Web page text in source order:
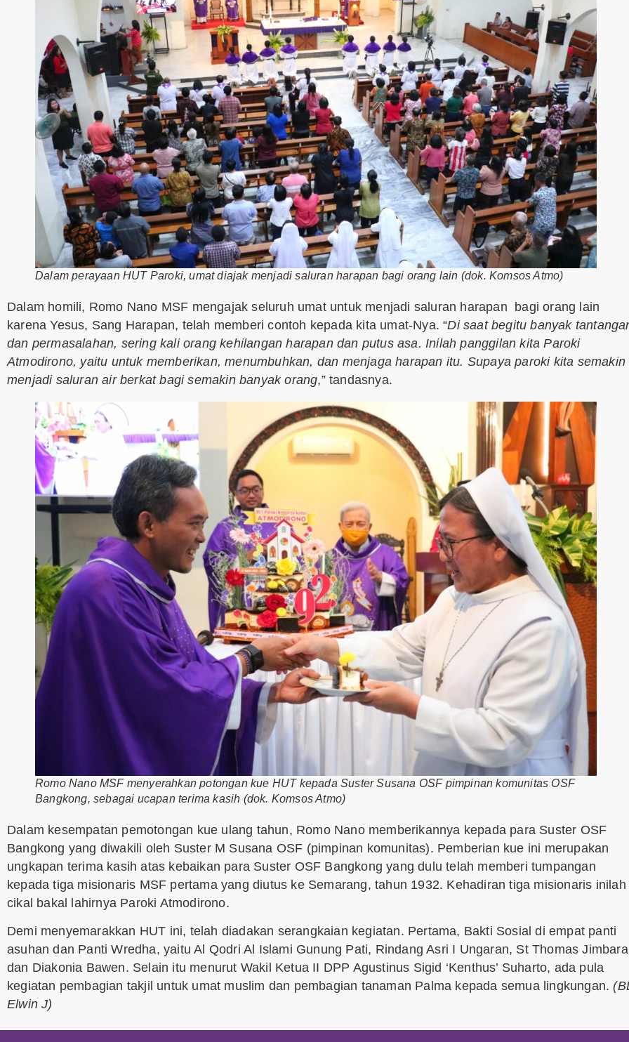
Dalam perayaan HUT Paroki, umat diajak menjadi saluran harapan bagi orang lain (dok. Komsos Atmo)
Dalam homili, Romo Nano MSF mengajak seluruh umat untuk menjadi saluran harapan bagi orang lain
karena Yesus, Sang Harapan, telah memberi contoh kepada kita umat-Nya. “Di saat begitu banyak
dan permasalahan, sering kali orang kehilangan harapan dan putus asa. Inilah panggilan kita Paroki
Atmodirono, yaitu untuk memberikan, menumbuhkan, dan menjaga harapan itu. Supaya paroki kita semakin
menjadi saluran air berkat bagi semakin banyak orang,” tandasnya.
Romo Nano MSF menyerahkan potongan kue HUT kepada Suster Susana OSF pimpinan komunitas OSF
Bangkong, sebagai ucapan terima kasih (dok. Komsos Atmo)
Dalam kesempatan pemotongan kue ulang tahun, Romo Nano memberikannya kepada para Suster OSF
Bangkong yang diwakili oleh Suster M Susana OSF (pimpinan komunitas). Pemberian kue ini merupakan
ungkapan terima kasih atas kebaikan para Suster OSF Bangkong yang dulu telah memberi tumpangan
kepada tiga misionaris MSF pertama yang diutus ke Semarang, tahun 1932. Kehadiran tiga misionaris inilah
cikal bakal lahirnya Paroki Atmodirono.
Demi menyemarakkan HUT ini, telah diadakan serangkaian kegiatan. Pertama, Bakti Sosial di empat panti
asuhan dan Panti Wredha, yaitu Al Qodri Al Islami Gunung Pati, Rindang Asri I Ungaran, St Thomas
dan Diakonia Bawen. Selain itu menurut Wakil Ketua II DPP Agustinus Sigid ‘Kenthus’ Suharto, ada pula
kegiatan pembagian takjil untuk umat muslim dan pembagian tanaman Palma kepada semua lingkungan.
Elwin J)